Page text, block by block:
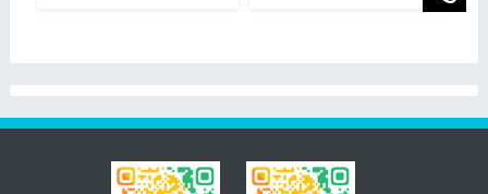
而闻名。然而，即使是最精